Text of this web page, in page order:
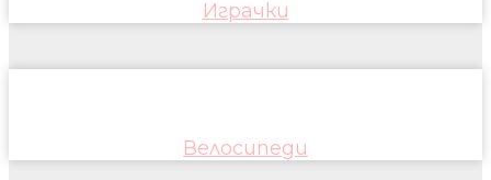
Играчки
Велосипеди